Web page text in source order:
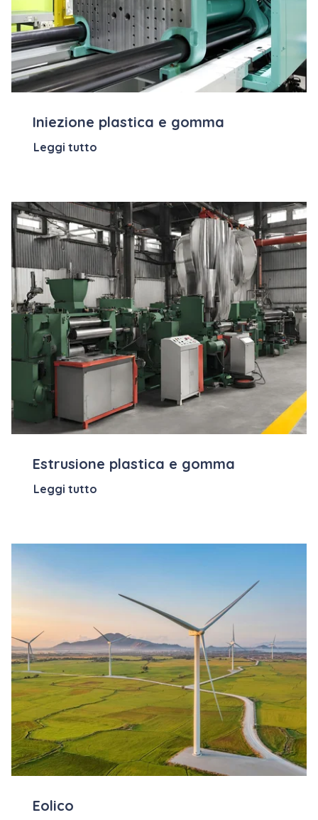
Iniezione plastica e gomma
Leggi tutto
Estrusione plastica e gomma
Leggi tutto
Eolico